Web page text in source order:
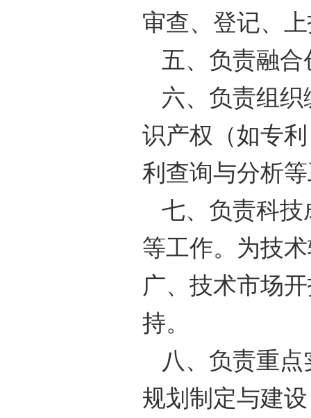
审查、登记、
五、负责融
六、负责组
识产权（如专
利查询与分析
七、负责科
等工作。为技
广、技术市场
持。
八、负责重
规划制定与建